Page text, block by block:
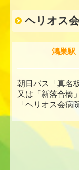
ヘリオス
鴻巣駅
朝日バス「真名
又は「新落合橋
「ヘリオス会病